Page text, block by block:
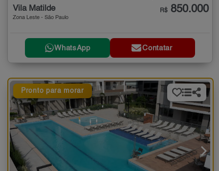
Vila Matilde
Zona Leste - São Paulo
R$ 850.000
WhatsApp Contatar
Pronto para morar